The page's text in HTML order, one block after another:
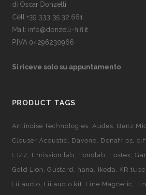
di Oscar Donzelli
Cell +39 333 35 32 661
Mail: info@donzelli-hifi.it
P.IVA 04296230966
Si riceve solo su appuntamento
PRODUCT TAGS
Antinoise Technologies Audes Benz
Clouser Acoustic
Davone Denafrips
EIZZ
Emission lab Fonolab Fostex
Gold Lion
Gustard hana Ikeda KR
Lii audio
Lii audio kit Line Magnetic